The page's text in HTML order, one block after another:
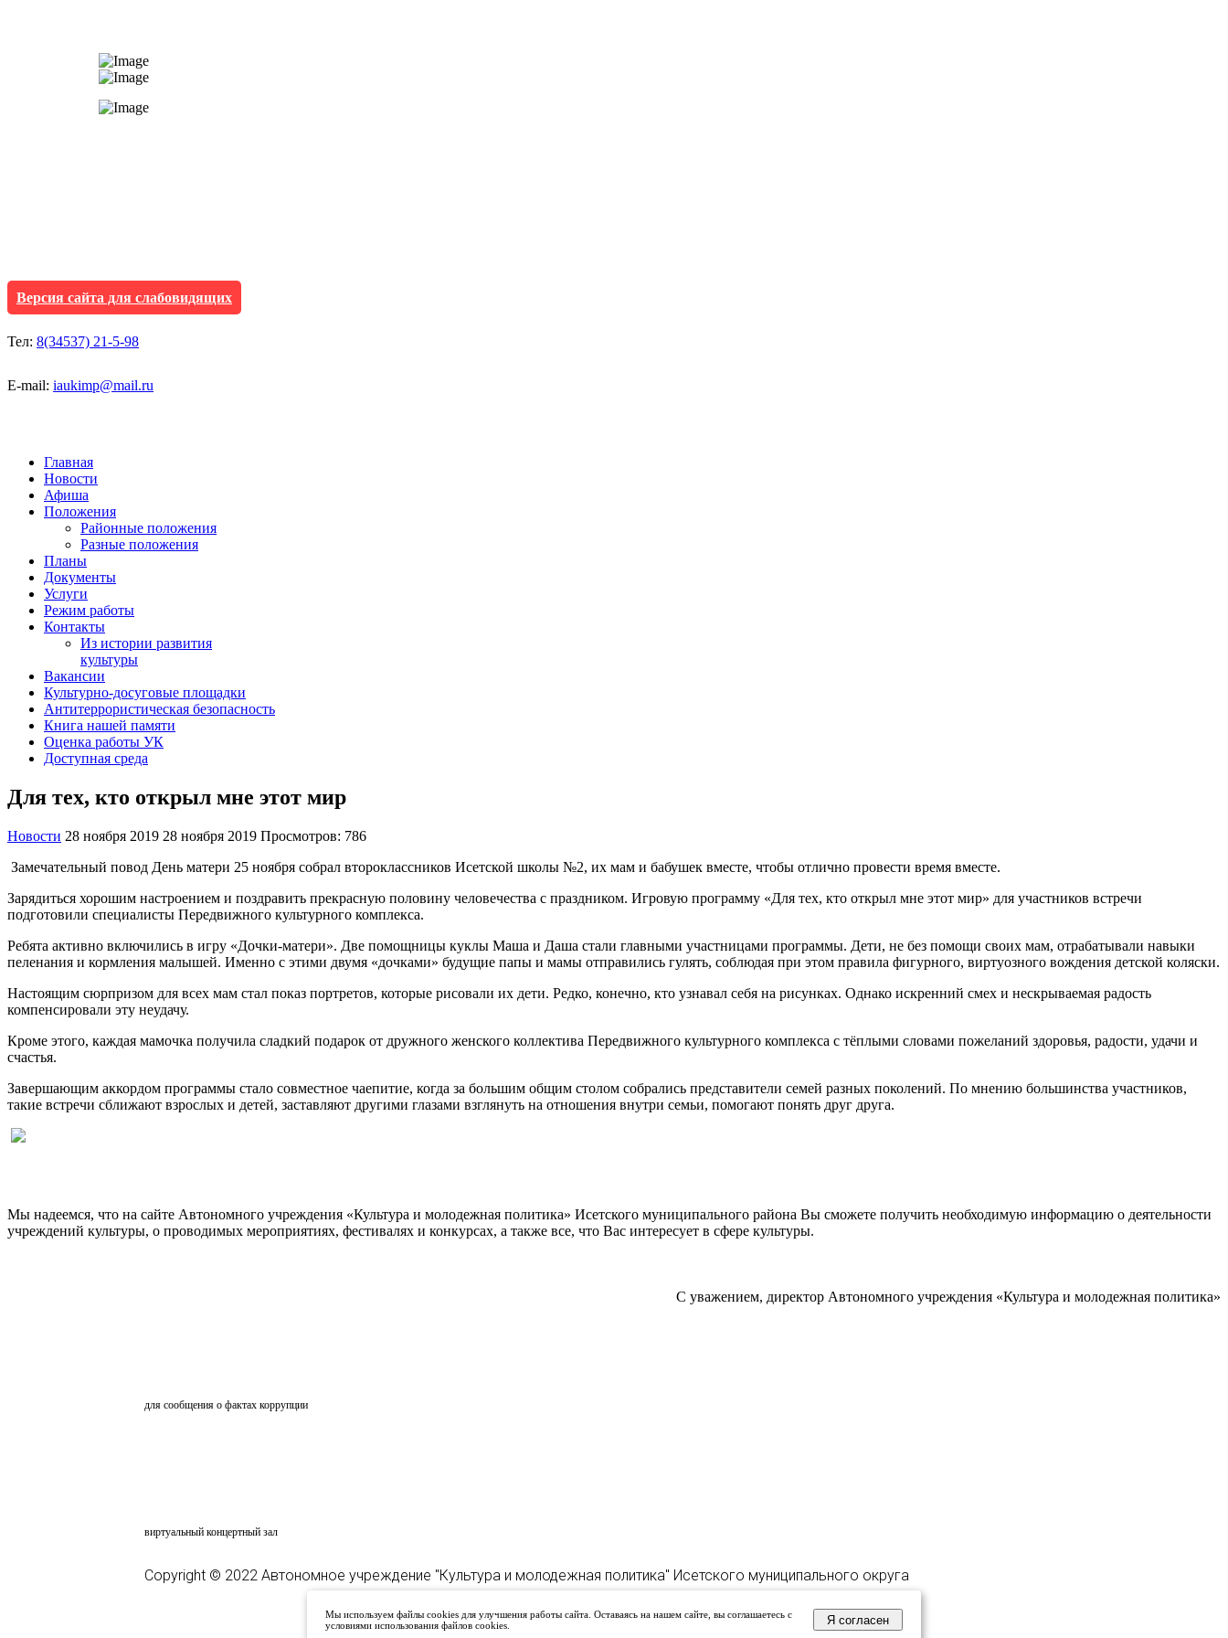
Версия сайта для слабовидящих
Тел: 8(34537) 21-5-98
E-mail: iaukimp@mail.ru
Главная
Новости
Афиша
Положения
Районные положения
Разные положения
Планы
Документы
Услуги
Режим работы
Контакты
Из истории развития
культуры
Вакансии
Культурно-досуговые площадки
Антитеррористическая безопасность
Книга нашей памяти
Оценка работы УК
Доступная среда
Для тех, кто открыл мне этот мир
Новости 28 ноября 2019 28 ноября 2019 Просмотров: 786
Замечательный повод День матери 25 ноября собрал второклассников Исетской школы №2, их мам и бабушек вместе, чтобы отлично провести время вместе.
Зарядиться хорошим настроением и поздравить прекрасную половину человечества с праздником. Игровую программу «Для тех, кто открыл мне этот мир» для участников встречи
подготовили специалисты Передвижного культурного комплекса.
Ребята активно включились в игру «Дочки-матери». Две помощницы куклы Маша и Даша стали главными участницами программы. Дети, не без помощи своих мам, отрабатывали навыки
пеленания и кормления малышей. Именно с этими двумя «дочками» будущие папы и мамы отправились гулять, соблюдая при этом правила фигурного, виртуозного вождения детской коляски.
Настоящим сюрпризом для всех мам стал показ портретов, которые рисовали их дети. Редко, конечно, кто узнавал себя на рисунках. Однако искренний смех и нескрываемая радость
компенсировали эту неудачу.
Кроме этого, каждая мамочка получила сладкий подарок от дружного женского коллектива Передвижного культурного комплекса с тёплыми словами пожеланий здоровья, радости, удачи и
счастья.
Завершающим аккордом программы стало совместное чаепитие, когда за большим общим столом собрались представители семей разных поколений. По мнению большинства участников,
такие встречи сближают взрослых и детей, заставляют другими глазами взглянуть на отношения внутри семьи, помогают понять друг друга.
Мы надеемся, что на сайте Автономного учреждения «Культура и молодежная политика» Исетского муниципального района Вы сможете получить необходимую информацию о деятельности
учреждений культуры, о проводимых мероприятиях, фестивалях и конкурсах, а также все, что Вас интересует в сфере культуры.
С уважением, директор Автономного учреждения «Культура и молодежная политика»
для сообщения о фактах коррупции
виртуальный концертный зал
Copyright © 2022 Автономное учреждение "Культура и молодежная политика" Исетского муниципального округа
Мы используем файлы cookies для улучшения работы сайта. Оставаясь на нашем сайте, вы соглашаетесь с
условиями использования файлов cookies.
Я согласен